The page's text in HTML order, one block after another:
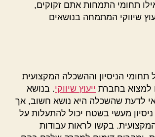
תחומי התמחות אתם זקוקים,
שיווקי המתמחה בנושאים
תחומי הניסיון וההשכלה המקצועית
בחברת ייעוץ שיווקי. בנושא
לדעת שהשכלה היא נושא חשוב, אך
מעשי בשטח יכול להתעלות על
בקשו לראות עבודות